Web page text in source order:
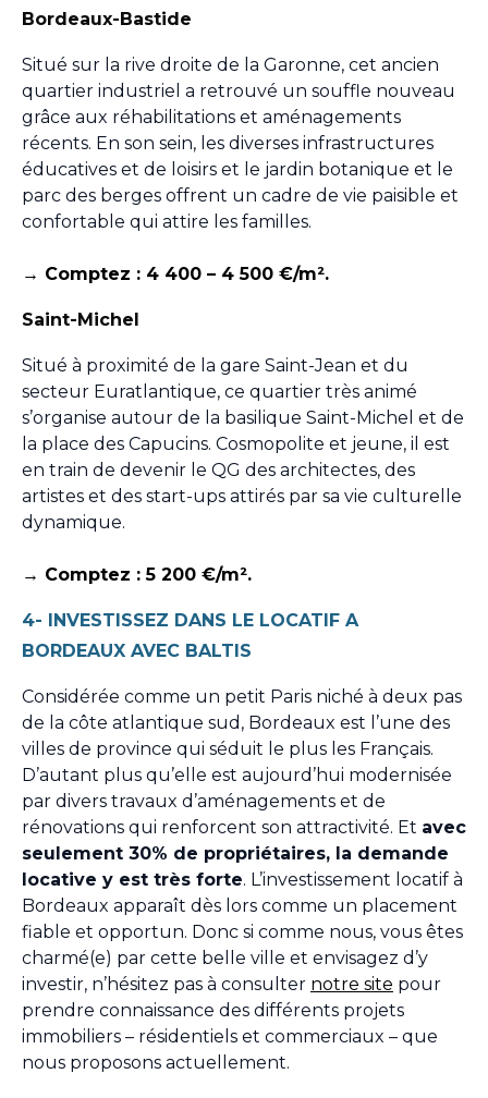
Bordeaux-Bastide
Situé sur la rive droite de la Garonne, cet ancien
quartier industriel a retrouvé un souffle nouveau
grâce aux réhabilitations et aménagements
récents. En son sein, les diverses infrastructures
éducatives et de loisirs et le jardin botanique et le
parc des berges offrent un cadre de vie paisible et
confortable qui attire les familles.
→ Comptez : 4 400 – 4 500 €/m².
Saint-Michel
Situé à proximité de la gare Saint-Jean et du
secteur Euratlantique, ce quartier très animé
s’organise autour de la basilique Saint-Michel et de
la place des Capucins. Cosmopolite et jeune, il est
en train de devenir le QG des architectes, des
artistes et des start-ups attirés par sa vie culturelle
dynamique.
→ Comptez : 5 200 €/m².
4- INVESTISSEZ DANS LE LOCATIF A
BORDEAUX AVEC BALTIS
Considérée comme un petit Paris niché à deux pas
de la côte atlantique sud, Bordeaux est l’une des
villes de province qui séduit le plus les Français.
D’autant plus qu’elle est aujourd’hui modernisée
par divers travaux d’aménagements et de
rénovations qui renforcent son attractivité. Et avec
seulement 30% de propriétaires, la demande
locative y est très forte. L’investissement locatif à
Bordeaux apparaît dès lors comme un placement
fiable et opportun. Donc si comme nous, vous êtes
charmé(e) par cette belle ville et envisagez d’y
investir, n’hésitez pas à consulter notre site pour
prendre connaissance des différents projets
immobiliers – résidentiels et commerciaux – que
nous proposons actuellement.